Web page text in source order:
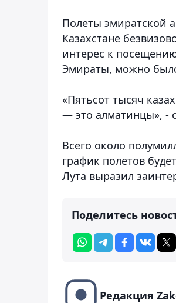
Полеты эмиратской
Казахстане
интерес к
Эмираты, можно
«Пятьсот тысяч
— это алматинцы», -
Всего около
график полетов
Лута выразил
Поделитесь
Редакция